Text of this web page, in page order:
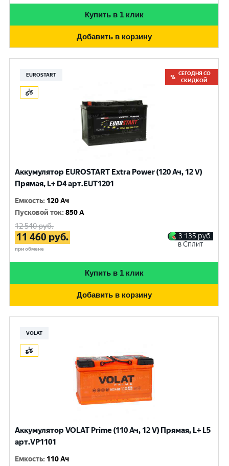
Купить в 1 клик
Добавить в корзину
EUROSTART
СЕГОДНЯ СО
СКИДКОЙ
Аккумулятор EUROSTART Extra Power (120 Ач, 12 V)
Прямая, L+ D4 арт.EUT1201
Емкость: 120 Ач
Пусковой ток:850 A
12 540руб.
11 460 руб.
при обмене
3 135 руб.
в Сплит
Купить в 1 клик
Добавить в корзину
VOLAT
Аккумулятор VOLAT Prime (110 Ач, 12 V) Прямая, L+ L5
арт.VP1101
Емкость: 110 Ач